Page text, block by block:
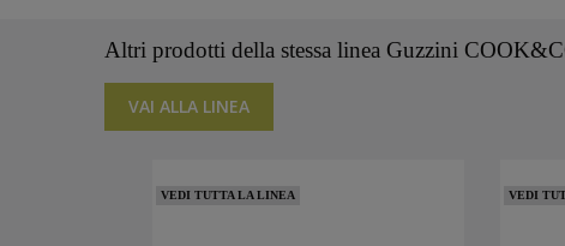
Altri prodotti della stessa linea Guzzini
VAI ALLA LINEA
VEDI TUTTA LA LINEA VEDI